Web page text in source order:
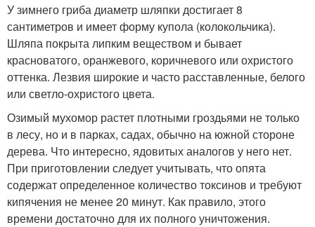
У зимнего гриба диаметр шляпки достигает 8
сантиметров и имеет форму купола (колокольчика).
Шляпа покрыта липким веществом и бывает
красноватого, оранжевого, коричневого или охристого
оттенка. Лезвия широкие и часто расставленные, белого
или светло-охристого цвета.
Озимый мухомор растет плотными гроздьями не только
в лесу, но и в парках, садах, обычно на южной стороне
дерева. Что интересно, ядовитых аналогов у него нет.
При приготовлении следует учитывать, что опята
содержат определенное количество токсинов и требуют
кипячения не менее 20 минут. Как правило, этого
времени достаточно для их полного уничтожения.